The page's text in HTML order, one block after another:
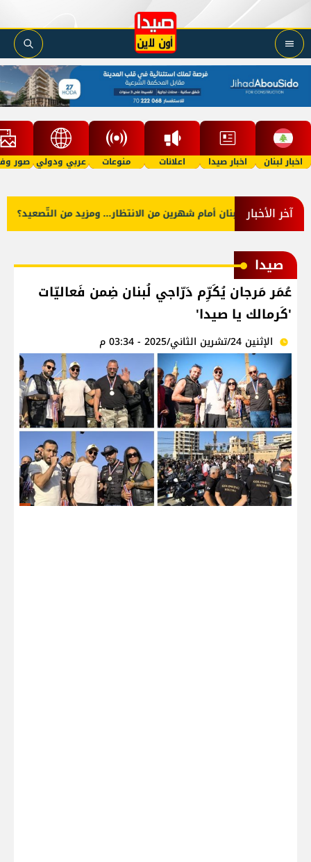
اخبار لبنان اخبار صيدا اعلانات منوعات عربي ودولي صور
آخر الأخبار عملية لبنان أمام شهرين من الانتظار... ومزيد من التّصعيد؟
صيدا
عُمَر مَرجان يُكَرِّم دَرّاجي لُبنان ضِمن فَعاليّات
'كَرمالك يا صيدا'
الإثنين 24/تشرين الثاني/2025 - 03:34 م